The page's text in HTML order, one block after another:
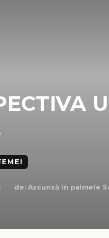
de: Ascunsă în palmele